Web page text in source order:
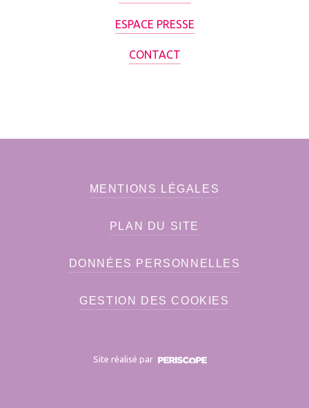
ESPACE PRESSE
CONTACT
MENTIONS LÉGALES
PLAN DU SITE
DONNÉES PERSONNELLES
GESTION DES COOKIES
Site réalisé par